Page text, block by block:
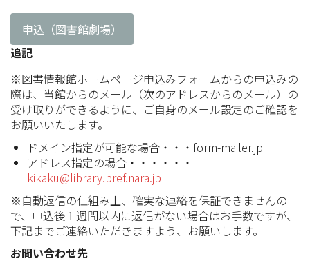
申込（図書館劇場）
追記
※図書情報館ホームページ申込みフォームからの申込みの
際は、当館からのメール（次のアドレスからのメール）の
受け取りができるように、ご自身のメール設定のご確認を
お願いいたします。
ドメイン指定が可能な場合・・・form-mailer.jp
アドレス指定の場合・・・・・・
kikaku@library.pref.nara.jp
※自動返信の仕組み上、確実な連絡を保証できませんの
で、申込後１週間以内に返信がない場合はお手数ですが、
下記までご連絡いただきますよう、お願いします。
お問い合わせ先